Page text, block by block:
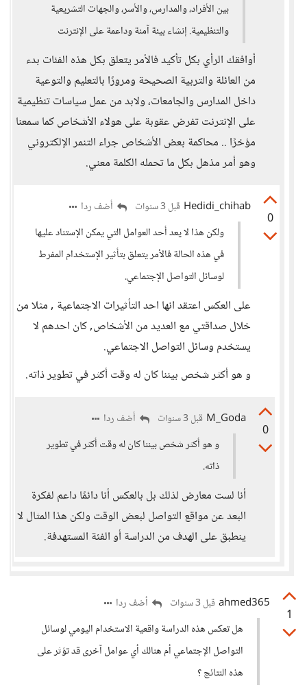
بين الأفراد، والمدارس، والأسر، والجهات التشريعية
والتنظيمية. إنشاء بيئة آمنة وداعمة على الإنترنت
أوافقك الرأي بكل تأكيد فالأمر يتعلق بكل هذه الفئات بدء
من العائلة والتربية الصحيحة ومرورًا بالتعليم والتوعية
داخل المدارس والجامعات، ولابد من عمل سياسات تنظيمية
على الإنترنت تفرض عقوبة على هولاء الأشخاص كما سمعنا
مؤخرًا .. محاكمة بعض الأشخاص جراء التنمر الإلكتروني
وهو أمر مذهل بكل ما تحمله الكلمة معني.
0
Hedidi_chihab قبل 3 سنوات
أضف ردا
ولكن هذا لا يعد أحد العوامل التي يمكن الإستناد عليها
في هذه الحالة فالأمر يتعلق بتأثير الإستخدام المفرط
لوسائل التواصل الإجتماعي.
على العكس اعتقد انها احد التأثيرات الاجتماعية , مثلا من
خلال صداقتي مع العديد من الأشخاص, كان احدهم لا
يستخدم وسائل التواصل الاجتماعي.
و هو أكثر شخص بيننا كان له وقت أكثر في تطوير ذاته.
0
M_Goda قبل 3 سنوات
أضف ردا
و هو أكثر شخص بيننا كان له وقت أكثر في تطوير
ذاته.
أنا لست معارض لذلك بل بالعكس أنا دائمًا داعم لفكرة
البعد عن مواقع التواصل لبعض الوقت ولكن هذا المثال لا
ينطبق على الهدف من الدراسة أو الفئة المستهدفة.
1
ahmed365 قبل 3 سنوات
أضف ردا
هل تعكس هذه الدراسة واقعية الاستخدام اليومي لوسائل
التواصل الإجتماعي أم هنالك أي عوامل آخرى قد تؤثر على
هذه النتائج ؟